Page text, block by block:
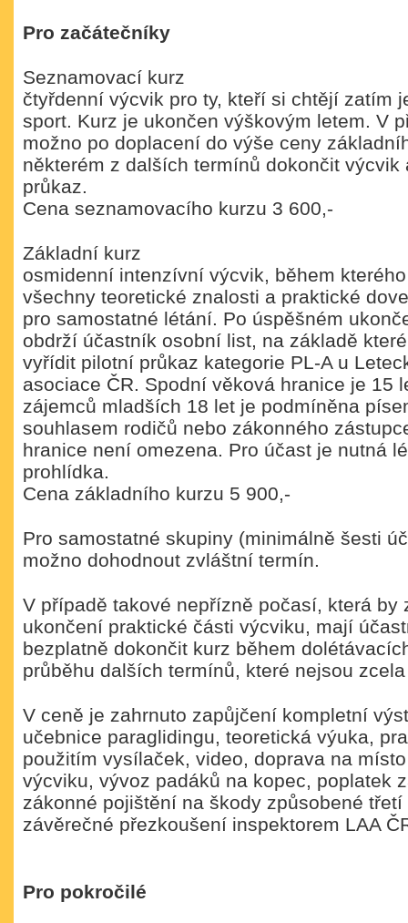
Pro začátečníky
Seznamovací kurz
čtyřdenní výcvik pro ty, kteří si chtějí zatím
sport. Kurz je ukončen výškovým letem. V
možno po doplacení do výše ceny
některém z dalších termínů dokončit výcvik
průkaz.
Cena seznamovacího kurzu 3 600,-
Základní kurz
osmidenní intenzívní výcvik, během
všechny teoretické znalosti a praktické
pro samostatné létání. Po úspěšném
obdrží účastník osobní list, na základě
vyřídit pilotní průkaz kategorie PL-A u
asociace ČR. Spodní věková hranice je 15
zájemců mladších 18 let je podmíněna
souhlasem rodičů nebo zákonného
hranice není omezena. Pro účast je nutná
prohlídka.
Cena základního kurzu 5 900,-
Pro samostatné skupiny (minimálně šesti
možno dohodnout zvláštní termín.
V případě takové nepřízně počasí, která by
ukončení praktické části výcviku, mají
bezplatně dokončit kurz během
průběhu dalších termínů, které nejsou
V ceně je zahrnuto zapůjčení kompletní
učebnice paraglidingu, teoretická výuka,
použitím vysílaček, video, doprava na
výcviku, vývoz padáků na kopec, poplatek
zákonné pojištění na škody způsobené třetí
závěrečné přezkoušení inspektorem LAA
Pro pokročilé